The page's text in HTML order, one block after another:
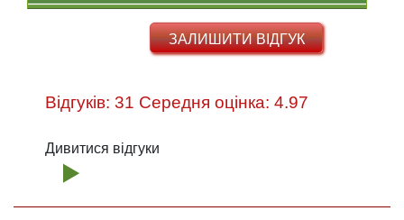
ЗАЛИШИТИ ВІДГУК
Відгуків: 31 Середня оцінка: 4.97
Дивитися відгуки